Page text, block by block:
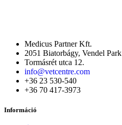
Medicus Partner Kft.
2051 Biatorbágy, Vendel Park
Tormásrét utca 12.
info@vetcentre.com
+36 23 530-540
+36 70 417-3973
Információ